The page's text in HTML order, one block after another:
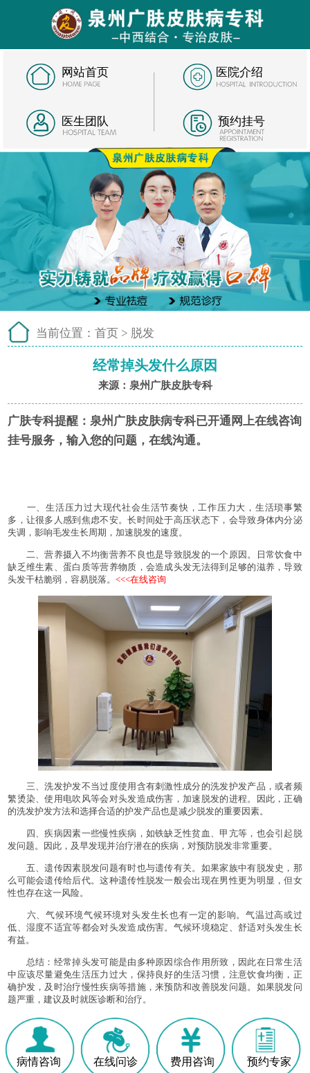
网站首页 医院介绍
医生团队 预约挂号
当前位置： 首页 > 脱发
经常掉头发什么原因
来源：泉州广肤皮肤专科
广肤专科提醒： 泉州广肤皮肤病专科已开通网上在线咨询
挂号服务，输入您的问题，在线沟通。
一、生活压力过大现代社会生活节奏快，工作压力大，生活琐事繁
多，让很多人感到焦虑不安。长时间处于高压状态下，会导致身体内分泌
失调，影响毛发生长周期，加速脱发的速度。
二、营养摄入不均衡营养不良也是导致脱发的一个原因。日常饮食中
缺乏维生素、蛋白质等营养物质，会造成头发无法得到足够的滋养，导致
头发干枯脆弱，容易脱落。<<<在线咨询
三、洗发护发不当过度使用含有刺激性成分的洗发护发产品，或者频
繁烫染、使用电吹风等会对头发造成伤害，加速脱发的进程。因此，正确
的洗发护发方法和选择合适的护发产品也是减少脱发的重要因素。
四、疾病因素一些慢性疾病，如铁缺乏性贫血、甲亢等，也会引起脱
发问题。因此，及早发现并治疗潜在的疾病，对预防脱发非常重要。
五、遗传因素脱发问题有时也与遗传有关。如果家族中有脱发史，那
么可能会遗传给后代。这种遗传性脱发一般会出现在男性更为明显，但女
性也存在这一风险。
六、气候环境气候环境对头发生长也有一定的影响。气温过高或过
低、湿度不适宜等都会对头发造成伤害。气候环境稳定、舒适对头发生长
有益。
总结：经常掉头发可能是由多种原因综合作用所致，因此在日常生活
中应该尽量避免生活压力过大，保持良好的生活习惯，注意饮食均衡，正
确护发，及时治疗慢性疾病等措施，来预防和改善脱发问题。如果脱发问
题严重，建议及时就医诊断和治疗。
病情咨询 在线问诊 费用咨询 预约专家